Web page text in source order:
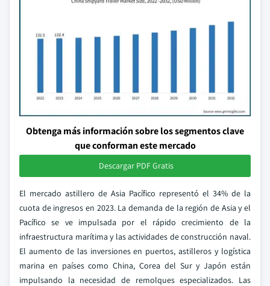
Obtenga más información sobre los segmentos clave
que conforman este mercado
Descargar PDF Gratis
El mercado astillero de Asia Pacífico representó el 34% de la
cuota de ingresos en 2023. La demanda de la región de Asia y el
Pacífico se ve impulsada por el rápido crecimiento de la
infraestructura marítima y las actividades de construcción naval.
El aumento de las inversiones en puertos, astilleros y logística
marina en países como China, Corea del Sur y Japón están
impulsando la necesidad de remolques especializados. Las